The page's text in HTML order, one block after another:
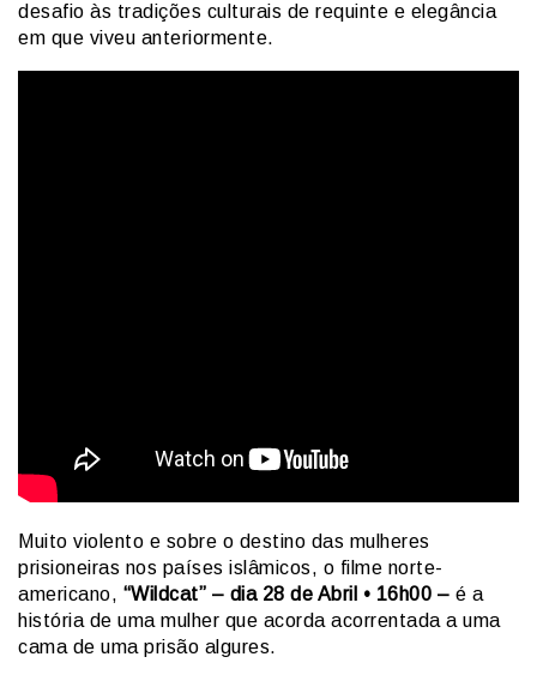
desafio às tradições culturais de requinte e elegância
em que viveu anteriormente.
Muito violento e sobre o destino das mulheres
prisioneiras nos países islâmicos, o filme norte-
americano, “Wildcat” – dia 28 de Abril • 16h00 – é a
história de uma mulher que acorda acorrentada a uma
cama de uma prisão algures.